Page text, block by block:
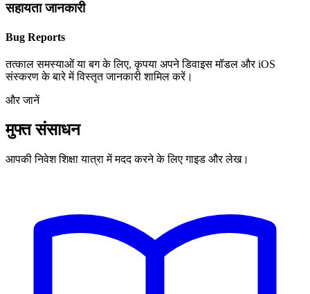
सहायता जानकारी
Bug Reports
तत्काल समस्याओं या बग के लिए, कृपया अपने डिवाइस मॉडल और iOS
संस्करण के बारे में विस्तृत जानकारी शामिल करें।
और जानें
मुफ्त संसाधन
आपकी निवेश शिक्षा यात्रा में मदद करने के लिए गाइड और लेख।